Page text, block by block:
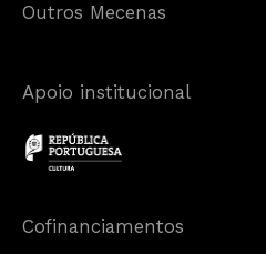
Outros Mecenas
Apoio institucional
Cofinanciamentos